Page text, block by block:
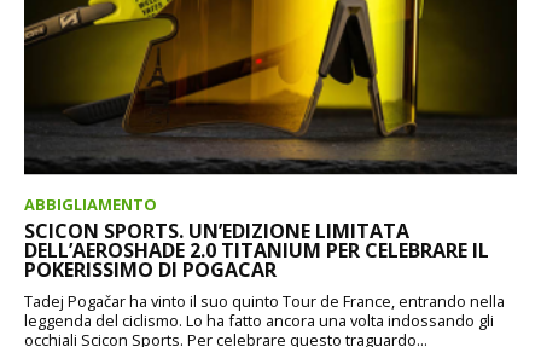
ABBIGLIAMENTO
SCICON SPORTS. UN’EDIZIONE LIMITATA
DELL’AEROSHADE 2.0 TITANIUM PER CELEBRARE IL
POKERISSIMO DI POGACAR
Tadej Pogačar ha vinto il suo quinto Tour de France, entrando nella
leggenda del ciclismo. Lo ha fatto ancora una volta indossando gli
occhiali Scicon Sports. Per celebrare questo traguardo...